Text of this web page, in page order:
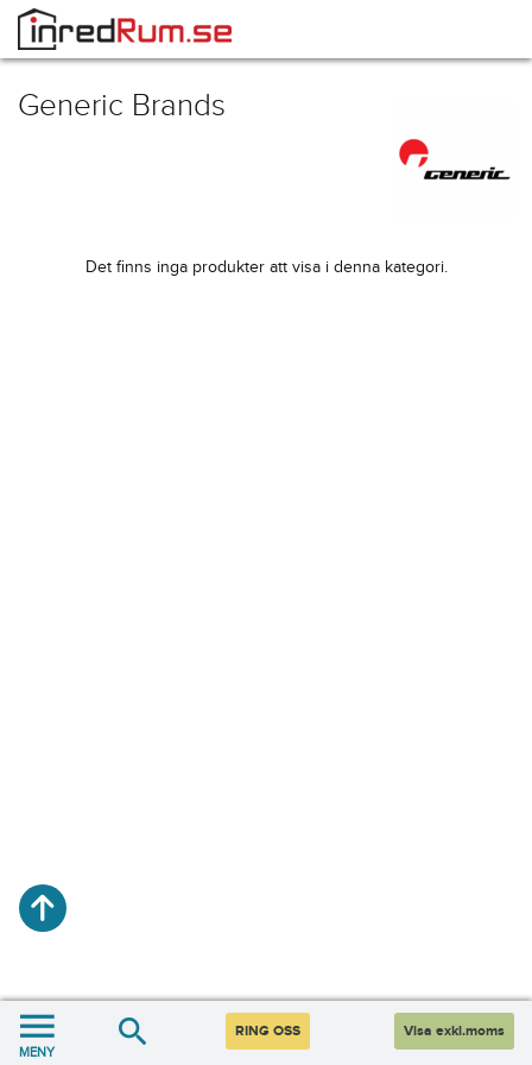
Generic Brands
Det finns inga produkter att visa i denna kategori.
MENY
RING OSS Visa exkl.moms